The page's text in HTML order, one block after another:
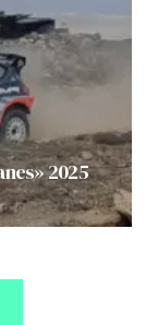
2025